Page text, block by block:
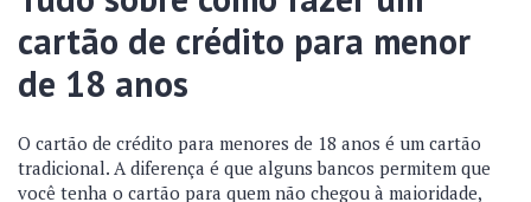
cartão de crédito para menor
de 18 anos
O cartão de crédito para menores de 18 anos é um cartão
tradicional. A diferença é que alguns bancos permitem que
você tenha o cartão para quem não chegou à maioridade,